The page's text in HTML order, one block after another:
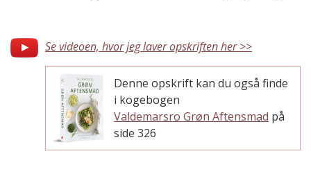
Se videoen, hvor jeg laver opskriften her >>
Denne opskrift kan du også finde
i kogebogen
Valdemarsro Grøn Aftensmad på
side 326